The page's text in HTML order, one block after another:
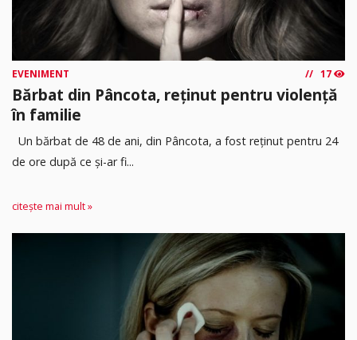
EVENIMENT 17
Bărbat din Pâncota, reținut pentru violență
în familie
Un bărbat de 48 de ani, din Pâncota, a fost reținut pentru 24
de ore după ce și-ar fi...
citește mai mult »